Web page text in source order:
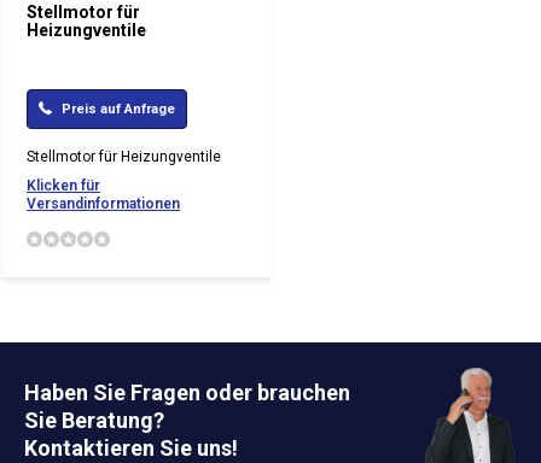
Stellmotor für
Heizungventile
Preis auf Anfrage
Stellmotor für Heizungventile
Klicken für
Versandinformationen
Haben Sie Fragen oder brauchen
Sie Beratung?
Kontaktieren Sie uns!